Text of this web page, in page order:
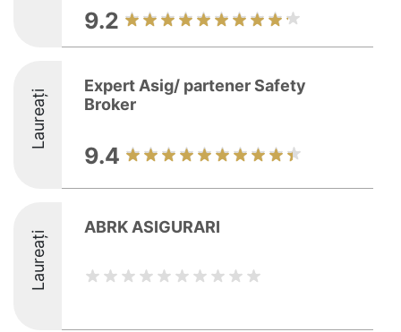
9.2
Laureați
Expert Asig/ partener Safety
Broker
9.4
Laureați
ABRK ASIGURARI